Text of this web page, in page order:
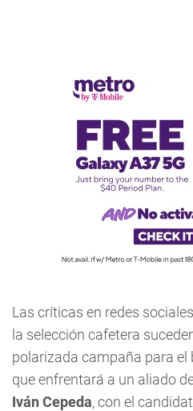
Las críticas en redes
la selección cafetera
polarizada campaña para el
que enfrentará a un aliado
Iván Cepeda, con el